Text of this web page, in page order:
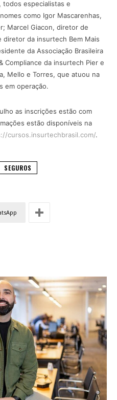
especialistas e
como Igor Mascarenhas,
Marcel Giacon, diretor de
diretor da insurtech Bem Mais
da Associação Brasileira
Compliance da insurtech Pier e
Mello e Torres, que atuou na
em operação.
as inscrições estão com
estão disponíveis na
cursos.insurtechbrasil.com/.
SEGUROS